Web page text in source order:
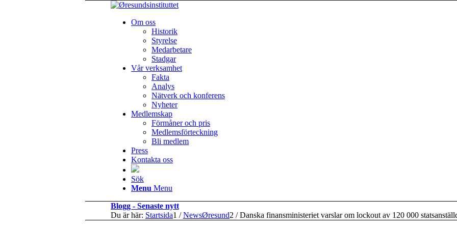
Om oss
Historik
Styrelse
Medarbetare
Stadgar
Vår verksamhet
Fakta
Analys
Nätverk och konferens
Nyheter
Medlemskap
Förmåner och pris
Medlemsförteckning
Bli medlem
Press
Kontakta oss
Sök
Menu Menu
Blogg - Senaste nytt
Du är här: Startsida1 / NewsØresund2 / Danska finansministeriet varslar om lockout av 120 000